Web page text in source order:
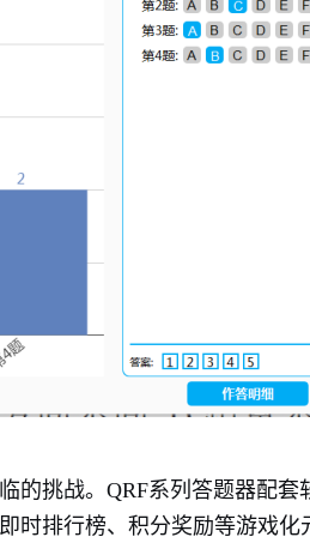
的挑战。QRF系列答题器配套
时排行榜、积分奖励等游戏化